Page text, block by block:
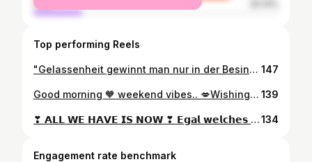
male
Top performing Reels
"Gelassenheit gewinnt man nur in der Besinnung auf das Wesentliche." (Georg Moser) Gelassenheit bedeutet nicht, in Sicherheit zu sein vor dem Sturm... Gelassenheit bedeutet, Ruhe zu bewahren inmitten des Sturms! Was hilft dir dabei: 🔸 Hör auf zu bewerten 🔸 Lass die Dinge, wie sie sind. 🔸 Sei dankbar für alles und den Moment. 🔸 Lerne jeden Tag dazu. 🔸 Genieße den Moment. In diesem Sinne wünsche ich euch noch eine wunderbare neue Woche. 🧡 Der Teufel flüstert: „Diesen Sturm wirst du nicht überleben“... Die Kriegerin antwortet: „Ich bin der Sturm“... ••• #selbstbestimmt #bepositive #authentisch #echt #feelfree #juchheimleipzig #oneteam #Gelassenheit #erfolg #network #networkmarketing #mlm #karriere #tbt #motivation #ziel #zitat #zitate #sprüche 147
Good morning 🧡 weekend vibes.. 💋Wishing you a wonderful day. 🌞 . . . . #herzmensch #kopfmensch #sprüche #liebessprüche #liebe #emotionen #love #hoffnung #wünsche #relax #fun #motivation #spruchdestages #gefühle #vibes #träume #quotes #allein #mindset #mann #frau #seele #relaxing #herz #emotions #live #qualitytime #quoteoftheday #weekend #beauty 139
❣ 𝗔𝗟𝗟 𝗪𝗘 𝗛𝗔𝗩𝗘 𝗜𝗦 𝗡𝗢𝗪 ❣ 𝗘𝗴𝗮𝗹 𝘄𝗲𝗹𝗰𝗵𝗲𝘀 𝗝𝗮𝗵𝗿 𝘄𝗶𝗿 𝘇ä𝗵𝗹𝗲𝗻, 𝗮𝗹𝗹𝗲𝘀 𝘄𝗮𝘀 𝘄𝗶𝗿 𝗵𝗮𝗯𝗲𝗻 𝗶𝘀𝘁 𝗶𝗺𝗺𝗲𝗿 𝗻𝘂𝗿 𝗱𝗮𝘀 𝗝𝗘𝗧𝗭𝗧 𝘂𝗻𝗱 𝗛𝗜𝗘𝗥. 𝗘𝗴𝗮𝗹 𝘄𝗮𝘀 𝘄𝗮𝗿 𝘂𝗻𝗱 𝘄𝗮𝘀 𝟮𝟬𝟮𝟭 𝗸𝗼𝗺𝗺𝗲𝗻 𝗺𝗮𝗴, 𝗱𝘂 𝗵𝗮𝘀𝘁 𝗶𝗺𝗺𝗲𝗿 𝗱𝗶𝗲 𝗠ö𝗴𝗹𝗶𝗰𝗵𝗸𝗲𝗶𝘁 𝘇𝘂 𝘄ä𝗵𝗹𝗲𝗻 Ja 2020 ist nicht so gelaufen, wie wir es uns gewünscht haben. Aber es wird in unserem Leben immer unerwartete Entscheidungen anderer geben, auf die du reagieren musst oder willst. Das Leben, welches wir führen, ist nicht in Stein gemeißelt! Wünsche und Träume auch nicht, also immer das Beste aus der Situation machen und vor allem offen und neugierig auf‘s Leben bleiben. Es gibt noch so viel zu entdecken. Wer nicht bereit für Veränderungen ist, wird keine Entwicklung und kein Wachstum erfahren. 𝗗𝗔𝗡𝗞𝗘 für all das, was ich 2020 erfahren und lernen durfte, all das hat mich verändert und neue Sichtweisen geschafften. 𝗗𝗔𝗡𝗞𝗘 für die Menschen, die mich bis heute hier und „draußen“ begleiten, mich unterstützen und an meiner Seite sind. Nicht jeder bleibt und das ist vielleicht auch manchmal gut so. Wir haben uns beide dafür entschieden ❣ 𝗪𝗶𝗿 𝗵𝗮𝗯𝗲𝗻 𝗶𝗺𝗺𝗲𝗿 𝗱𝗶𝗲 𝗪𝗮𝗵𝗹. 𝗗𝘂 𝗵𝗮𝘀𝘁 𝗱𝗶𝗲 𝗪𝗮𝗵𝗹. Du hast die Wahl, wie 2021 für dich werden soll, unabhängig der äußeren Umstände. Du hast die Wahl, 2021 für dich einen Weg zu finden, deine Möglichkeiten auszuschöpfen und Ziele vs. Wünsche zu erreichen. Du hast die Wahl, bei dir, deiner inneren Ruhe und Kraft zu sein, wenn es draußen tobt und laut wird. Wie? Mit deiner Einstellung für dich und dein Leben, was daraus werden soll. 𝗗𝗲𝗶𝗻𝗲𝗺 𝗲𝗶𝗻𝗺𝗮𝗹𝗶𝗴𝗲𝗻, 𝗴𝗲𝗶𝗹𝗲𝗻 𝗟𝗲𝗯𝗲𝗻 ❣ 𝗜𝗰𝗵 𝘄ü𝗻𝘀𝗰𝗵𝗲 𝗲𝘂𝗰𝗵 𝗮𝗹𝗹𝗲𝗻 𝗱𝗮𝗳ü𝗿 𝗻𝘂𝗿 𝗱𝗮𝘀 𝗕𝗲𝘀𝘁𝗲, 𝗱𝗶𝗲 𝗿𝗶𝗰𝗵𝘁𝗶𝗴𝗲𝗻 𝗘𝗻𝘁𝘀𝗰𝗵𝗲𝗶𝗱𝘂𝗻𝗴𝗲𝗻 𝘇𝘂 𝘁𝗿𝗲𝗳𝗳𝗲𝗻. 🙏💗 #LEIPZIG #SACHSEN #LEIPZIG_BEAUTIES #2021 #year #new #newyear #love #behappy #quotes #life #dream #nevergiveup #goals #bestoftheday #instagood #instalove #tbt #friends #friyay #weekend #home #chill #focus #getstrong #motivation #art #kiss #travel #fun134
Engagement rate benchmark